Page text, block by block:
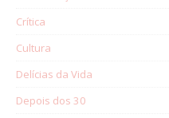
Crítica
Cultura
Delícias da Vida
Depois dos 30